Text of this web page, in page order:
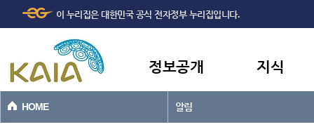
본문바로가기
이 누리집은 대한민국 공식 전자정부 누리집입니다.
정보공개 지식
HOME 알림